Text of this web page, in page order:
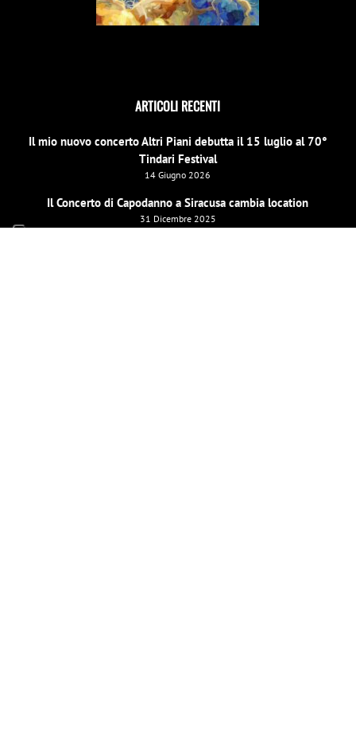
ARTICOLI RECENTI
Il mio nuovo concerto Altri Piani debutta il 15 luglio al 70°
Tindari Festival
14 Giugno 2026
Il Concerto di Capodanno a Siracusa cambia location
31 Dicembre 2025